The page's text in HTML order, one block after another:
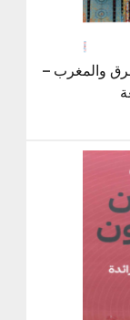
والمغرب –